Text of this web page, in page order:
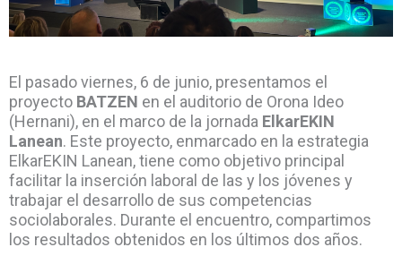
El pasado viernes, 6 de junio, presentamos el
proyecto BATZEN en el auditorio de Orona Ideo
(Hernani), en el marco de la jornada ElkarEKIN
Lanean. Este proyecto, enmarcado en la estrategia
ElkarEKIN Lanean, tiene como objetivo principal
facilitar la inserción laboral de las y los jóvenes y
trabajar el desarrollo de sus competencias
sociolaborales. Durante el encuentro, compartimos
los resultados obtenidos en los últimos dos años.